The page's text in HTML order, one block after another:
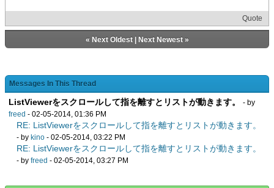
Quote
« Next Oldest| Next Newest»
Messages In This Thread
ListViewerをスクロールして指を離すとリストが動きます。
- by
freed - 02-05-2014, 01:36 PM
RE: ListViewerをスクロールして指を離すとリストが動きます。
- by kino - 02-05-2014, 03:22 PM
RE: ListViewerをスクロールして指を離すとリストが動きます。
- by freed - 02-05-2014, 03:27 PM